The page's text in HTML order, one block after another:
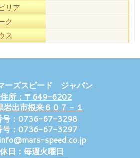
リア
ク
ス
ーズスピード ジャパン
所：〒649-6202
岩出市根来６０７－１
号：0736-67-3298
号：0736-67-3297
speed.co.jp
日：毎週火曜日